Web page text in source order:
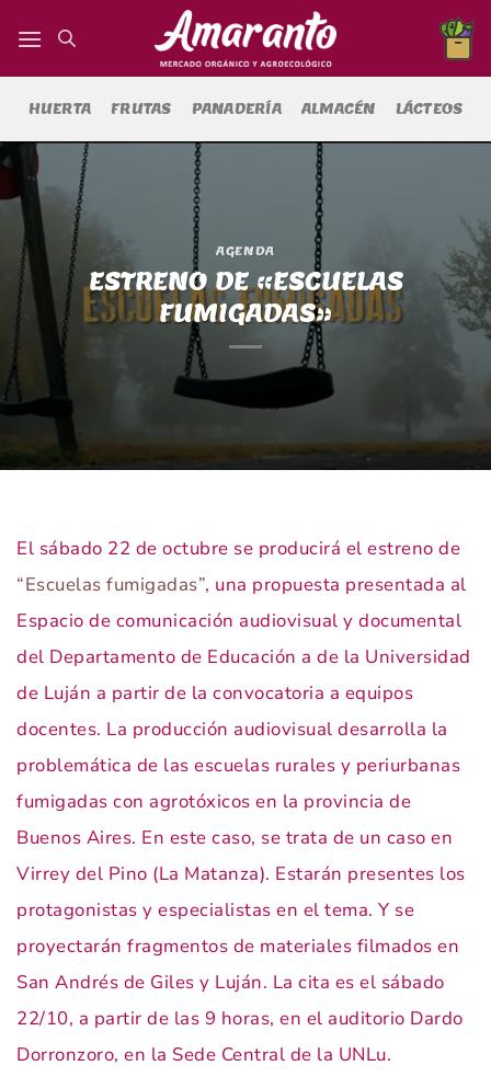
HUERTA FRUTAS PANADERÍA ALMACÉN LÁCTEOS
AGENDA
ESTRENO DE «ESCUELAS
FUMIGADAS»
El sábado 22 de octubre se producirá el estreno de
“Escuelas fumigadas”, una propuesta presentada al
Espacio de comunicación audiovisual y documental
del Departamento de Educación a de la Universidad
de Luján a partir de la convocatoria a equipos
docentes. La producción audiovisual desarrolla la
problemática de las escuelas rurales y periurbanas
fumigadas con agrotóxicos en la provincia de
Buenos Aires. En este caso, se trata de un caso en
Virrey del Pino (La Matanza). Estarán presentes los
protagonistas y especialistas en el tema. Y se
proyectarán fragmentos de materiales filmados en
San Andrés de Giles y Luján. La cita es el sábado
22/10, a partir de las 9 horas, en el auditorio Dardo
Dorronzoro, en la Sede Central de la UNLu.